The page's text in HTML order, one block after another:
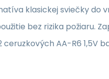
klasickej sviečky do
bez rizika požiaru.
AA-R6 1,5V